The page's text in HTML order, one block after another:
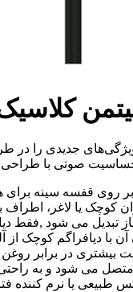
3 دودی مشکی
صوتی با طراحی
بر روی قفسه سینه
یا لاغر، اطراف
تبدیل می شود ,فقط
با دیافراگم کوچک از
بیشتری در برابر
متصل می شود و به
طبیعی یا نرم کننده